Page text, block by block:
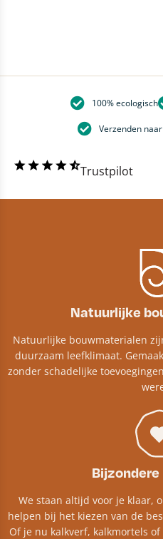
100% ecologisch
Verzenden
Trustpilot
Natuurlijke
Natuurlijke bouwmaterialen
duurzaam leefklimaat.
zonder schadelijke
We staan altijd voor je klaar,
helpen bij het kiezen van de
Of je nu kalkverf, kalkmortels